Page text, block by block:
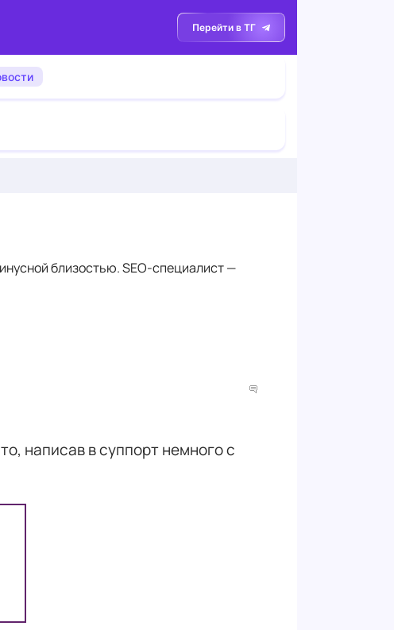
Перейти в ТГ
близостью. SEO-специалист —
написав в суппорт немного с